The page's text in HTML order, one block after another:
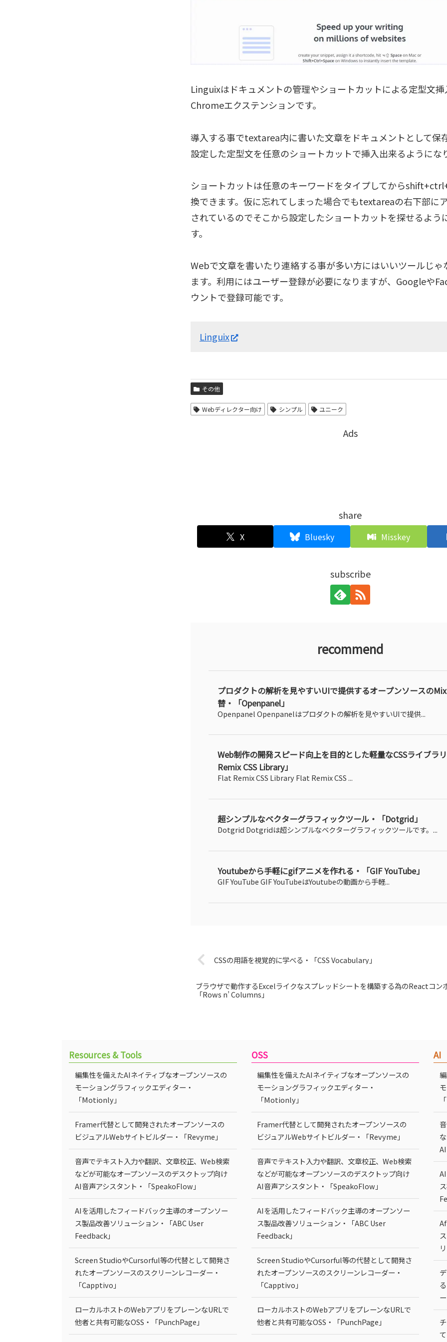
Linguixはドキュメントの管理やショートカットによる定型文
Chromeエクステンションです。
導入する事でtextarea内に書いた文章をドキュメントとして保
設定した定型文を任意のショートカットで挿入出来るようにな
ショートカットは任意のキーワードをタイプしてから
換できます。仮に忘れてしまった場合でもtextareaの右下部に
されているのでそこから設定したショートカットを探せるよう
す。
Webで文章を書いたり連絡する事が多い方にはいいツールじゃ
ます。利用にはユーザー登録が必要になりますが、Googleや
ウントで登録可能です。
Linguix
その他
Webディレクター向け シンプル ユニーク
Ads
share
X Bluesky Misskey
subscribe
recommend
プロダクトの解析を見やすいUIで提供するオープンソースの
替・「Openpanel」
Openpanel Openpanelはプロダクトの解析を見やすいUIで提供...
Web制作の開発スピード向上を目的とした軽量なCSSライブラ
Remix CSS Library」
Flat Remix CSS Library Flat Remix CSS ...
超シンプルなベクターグラフィックツール・「Dotgrid」
Dotgrid Dotgridは超シンプルなベクターグラフィックツールです。...
Youtubeから手軽にgifアニメを作れる・「GIF YouTube」
GIF YouTube GIF YouTubeはYoutubeの動画から手軽...
CSSの用語を視覚的に学べる・「CSS Vocabulary」
ブラウザで動作するExcelライクなスプレッドシートを構築する為のReactコン
「Rows n’ Columns」
Resources & Tools
編集性を備えたAIネイティブなオープンソースの
モーショングラフィックエディター・
「Motionly」
Framer代替として開発されたオープンソースの
ビジュアルWebサイトビルダー・「Revyme」
音声でテキスト入力や翻訳、文章校正、Web検索
などが可能なオープンソースのデスクトップ向け
AI音声アシスタント・「SpeakoFlow」
AIを活用したフィードバック主導のオープンソー
ス製品改善ソリューション・「ABC User
Feedback」
Screen StudioやCursorful等の代替として開発さ
れたオープンソースのスクリーンレコーダー・
「Capptivo」
ローカルホストのWebアプリをプレーンなURLで
他者と共有可能なOSS・「PunchPage」
OSS
編集性を備えたAIネイティブなオープンソースの
モーショングラフィックエディター・
「Motionly」
Framer代替として開発されたオープンソースの
ビジュアルWebサイトビルダー・「Revyme」
音声でテキスト入力や翻訳、文章校正、Web検索
などが可能なオープンソースのデスクトップ向け
AI音声アシスタント・「SpeakoFlow」
AIを活用したフィードバック主導のオープンソー
ス製品改善ソリューション・「ABC User
Feedback」
Screen StudioやCursorful等の代替として開発さ
れたオープンソースのスクリーンレコーダー・
「Capptivo」
ローカルホストのWebアプリをプレーンなURLで
他者と共有可能なOSS・「PunchPage」
AI